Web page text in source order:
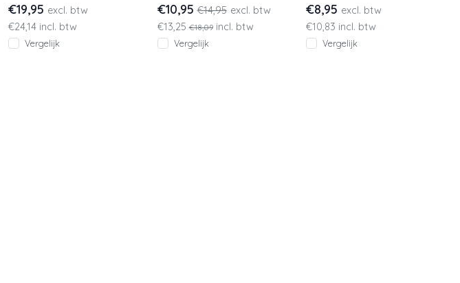
€19,95 excl. btw
€24,14 incl. btw
Vergelijk
de meeste kl
€10,95€14,95 excl. btw
€13,25€18,09incl. btw
Vergelijk
€8,95 excl. btw
€10,83 incl. btw
Vergelijk